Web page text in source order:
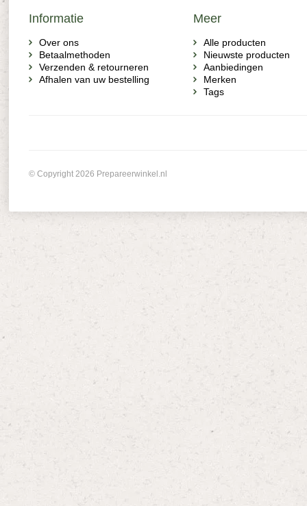
Informatie
Over ons
Betaalmethoden
Verzenden & retourneren
Afhalen van uw bestelling
Meer
Alle producten
Nieuwste producten
Aanbiedingen
Merken
Tags
© Copyright 2026 Prepareerwinkel.nl